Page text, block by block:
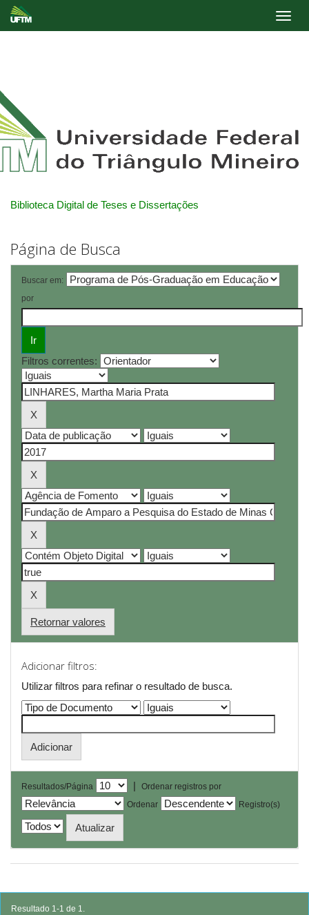
Biblioteca Digital de Teses e Dissertações
Página de Busca
Buscar em:
por
Filtros correntes:
Retornar valores
Adicionar filtros:
Utilizar filtros para refinar o resultado de busca.
Resultados/Página |
Ordenar registros por
Ordenar
Registro(s)
Resultado 1-1 de 1.